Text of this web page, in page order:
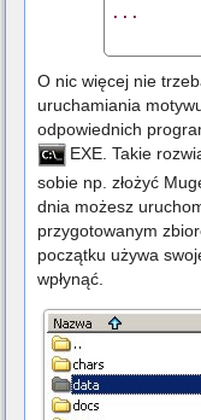
...
O nic więcej nie
uruchamiania
odpowiednich
EXE. Takie
sobie np. złożyć
dnia możesz
przygotowanym
początku używa
wpłynąć.